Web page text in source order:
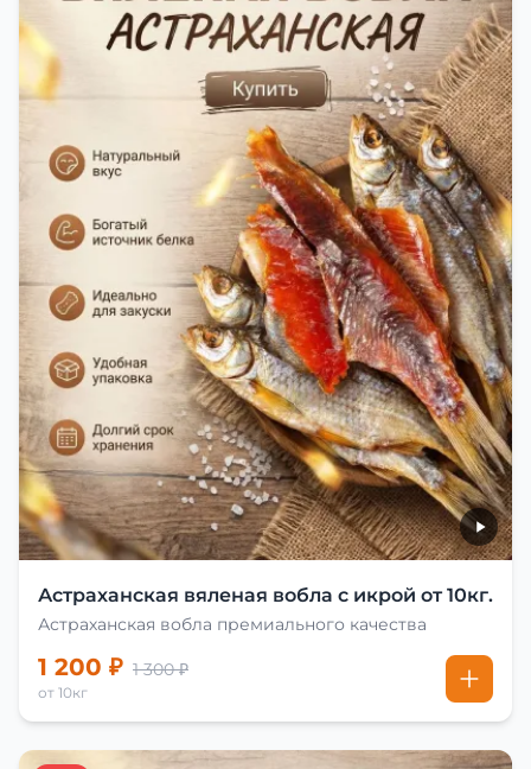
Астраханская вяленая вобла с икрой от 10кг.
Астраханская вобла премиального качества
1 200 ₽ 1 300 ₽
от 10кг